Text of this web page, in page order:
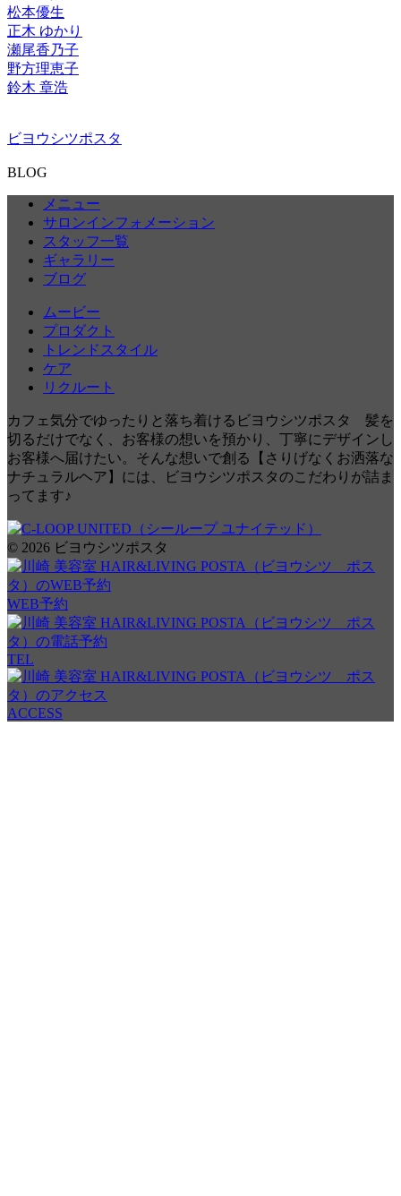
松本優生
正木 ゆかり
瀬尾香乃子
野方理恵子
鈴木 章浩
ビヨウシツポスタ
BLOG
メニュー
サロンインフォメーション
スタッフ一覧
ギャラリー
ブログ
ムービー
プロダクト
トレンドスタイル
ケア
リクルート
カフェ気分でゆったりと落ち着けるビヨウシツポスタ 髪を
切るだけでなく、お客様の想いを預かり、丁寧にデザインし
お客様へ届けたい。そんな想いで創る【さりげなくお洒落な
ナチュラルヘア】には、ビヨウシツポスタのこだわりが詰ま
ってます♪
© 2026 ビヨウシツポスタ
WEB予約
TEL
ACCESS